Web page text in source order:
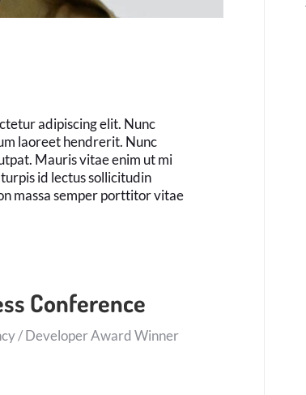
adipiscing elit. Nunc
laoreet hendrerit. Nunc
Mauris vitae enim ut mi
id lectus sollicitudin
massa semper porttitor vitae
Conference
/ Developer Award Winner